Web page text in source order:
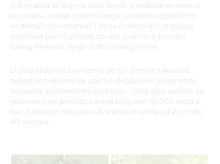
O biljkama sa kojima smo skoro u svakodnevnom u
kontaktu, manje znamo nego o nekim egozitčnim
endemičnim vrstama? Liči na čuvenu konstataciju
naučnika (Iain Suthers) da više znamo o površini
našeg Meseca, nego o dnu našeg mora.
U ovoj radionici bavićemo se tzv. pravim travama,
zeljastim biljkama sa obično dugačkim i pljosnatim
listovima, podzemnim stablom… Ovaj opis uzmite sa
rezervom jer porodica trava broji oko 10 000 vrsta a
kao ilustracija raznolikosti, visina im varira od 2 cm do
40 metara.